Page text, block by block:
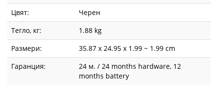
Цвят:
Черен
Тегло, кг:
1.88 kg
Размери:
35.87 x 24.95 x 1.99 ~ 1.99 cm
Гаранция:
24 м. / 24 months hardware, 12
months battery